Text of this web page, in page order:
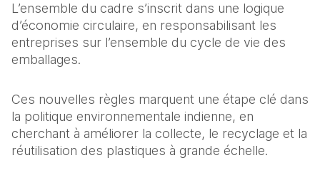
L’ensemble du cadre s’inscrit dans une logique
d’économie circulaire, en responsabilisant les
entreprises sur l’ensemble du cycle de vie des
emballages.
Ces nouvelles règles marquent une étape clé dans
la politique environnementale indienne, en
cherchant à améliorer la collecte, le recyclage et la
réutilisation des plastiques à grande échelle.